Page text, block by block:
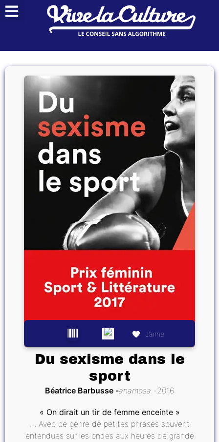
J’aime
Du sexisme dans le
sport
Béatrice Barbusse anamosa 2016
« On dirait un tir de femme enceinte »
… Avec ce genre de petites phrases souvent
entendues sur les ondes aux heures de grande